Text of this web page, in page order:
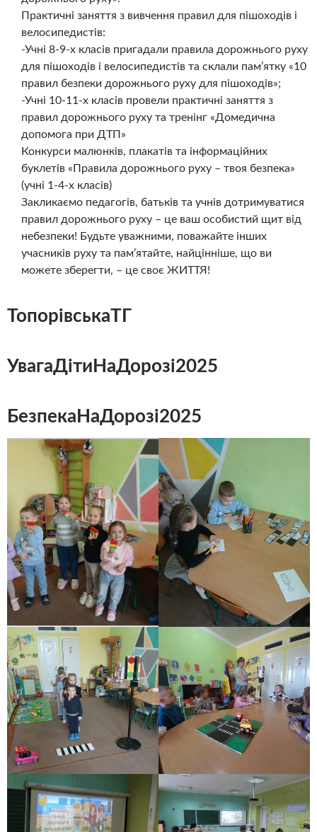
Практичні заняття з вивчення правил для пішоходів і
велосипедистів:
-Учні 8-9-х класів пригадали правила дорожнього руху
для пішоходів і велосипедистів та склали пам’ятку «10
правил безпеки дорожнього руху для пішоходів»;
-Учні 10-11-х класів провели практичні заняття з
правил дорожнього руху та тренінг «Домедична
допомога при ДТП»
Конкурси малюнків, плакатів та інформаційних
буклетів «Правила дорожнього руху – твоя безпека»
(учні 1-4-х класів)
Закликаємо педагогів, батьків та учнів дотримуватися
правил дорожнього руху – це ваш особистий щит від
небезпеки! Будьте уважними, поважайте інших
учасників руху та пам’ятайте, найцінніше, що ви
можете зберегти, – це своє ЖИТТЯ!
ТопорівськаТГ
УвагаДітиНаДорозі2025
БезпекаНаДорозі2025